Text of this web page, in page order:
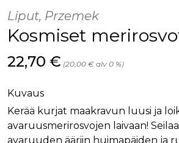
Liput, Przemek
Kosmiset
Hinta nyt
22,70 € (20,00 € alv 0 %)
Kuvaus
Kerää kurjat maakravun luusi ja
avaruusmerirosvojen laivaan!
avaruuden ääriin huimapäiden ja